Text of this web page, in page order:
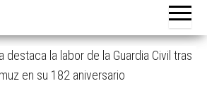
destaca la labor de la Guardia Civil tras
en su 182 aniversario